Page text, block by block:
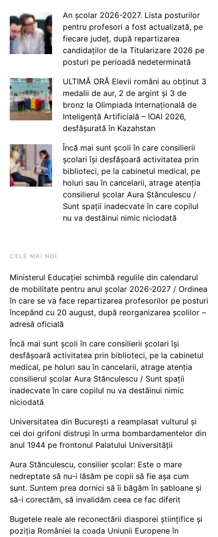
An școlar 2026-2027. Lista posturilor
pentru profesori a fost actualizată, pe
fiecare județ, după repartizarea
candidaților de la Titularizare 2026 pe
posturi pe perioadă nedeterminată
ULTIMĂ ORĂ Elevii români au obținut 3
medalii de aur, 2 de argint și 3 de
bronz la Olimpiada Internațională de
Inteligență Artificială – IOAI 2026,
desfășurată în Kazahstan
Încă mai sunt școli în care consilierii
școlari își desfășoară activitatea prin
biblioteci, pe la cabinetul medical, pe
holuri sau în cancelarii, atrage atenția
consilierul școlar Aura Stănculescu /
Sunt spații inadecvate în care copilul
nu va destăinui nimic niciodată
CELE MAI NOI
Ministerul Educației schimbă regulile din calendarul
de mobilitate pentru anul școlar 2026-2027 / Ordinea
în care se va face repartizarea profesorilor pe posturi
începând cu 20 august, după reorganizarea școlilor –
adresă oficială
Încă mai sunt școli în care consilierii școlari își
desfășoară activitatea prin biblioteci, pe la cabinetul
medical, pe holuri sau în cancelarii, atrage atenția
consilierul școlar Aura Stănculescu / Sunt spații
inadecvate în care copilul nu va destăinui nimic
niciodată
Universitatea din București a reamplasat vulturul și
cei doi grifoni distruși în urma bombardamentelor din
anul 1944 pe frontonul Palatului Universității
Aura Stănculescu, consilier școlar: Este o mare
nedreptate să nu-i lăsăm pe copii să fie așa cum
sunt. Suntem prea dornici să îi băgăm în șabloane și
să-i corectăm, să invalidăm ceea ce fac diferit
Bugetele reale ale reconectării diasporei științifice și
poziția României la coada Uniunii Europene în